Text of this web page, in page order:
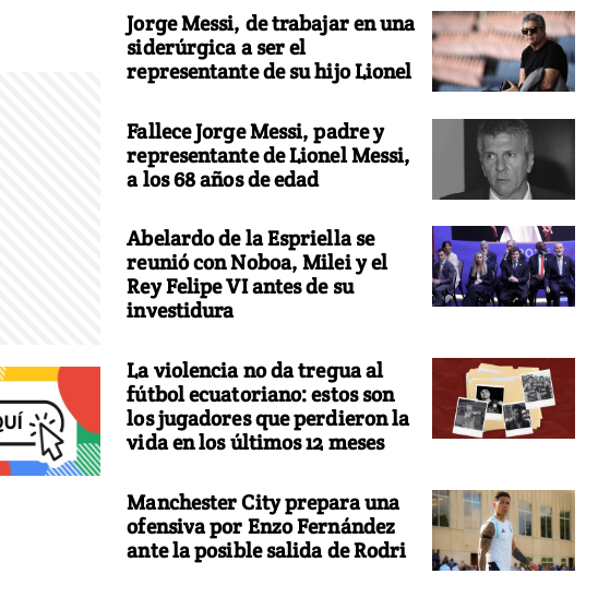
Jorge Messi, de trabajar en una
siderúrgica a ser el
representante de su hijo Lionel
Fallece Jorge Messi, padre y
representante de Lionel Messi,
a los 68 años de edad
Abelardo de la Espriella se
reunió con Noboa, Milei y el
Rey Felipe VI antes de su
investidura
La violencia no da tregua al
fútbol ecuatoriano: estos son
los jugadores que perdieron la
vida en los últimos 12 meses
Manchester City prepara una
ofensiva por Enzo Fernández
ante la posible salida de Rodri